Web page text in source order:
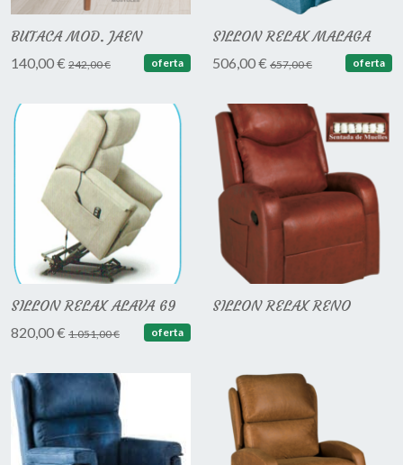
BUTACA MOD. JAEN
140,00 € 242,00 € oferta
SILLON RELAX MALAGA
506,00 € 657,00 € oferta
SILLON RELAX ALAVA 69
820,00 € 1.051,00 € oferta
SILLON RELAX RENO